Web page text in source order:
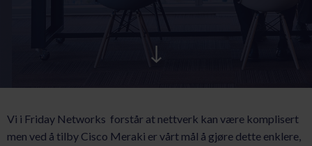
Vi i Friday Networks forstår at nettverk kan være komplisert
men ved å tilby Cisco Meraki er vårt mål å gjøre dette enklere,